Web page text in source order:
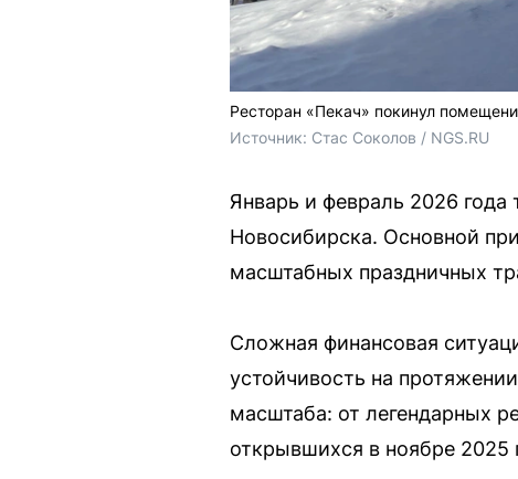
Ресторан «Пекач» покинул
Источник: Стас Соколов / NGS.RU
Январь и февраль 2026
Новосибирска. Основной
масштабных праздничных
Сложная финансовая
устойчивость на
масштаба: от легендарных
открывшихся в ноябре 2025